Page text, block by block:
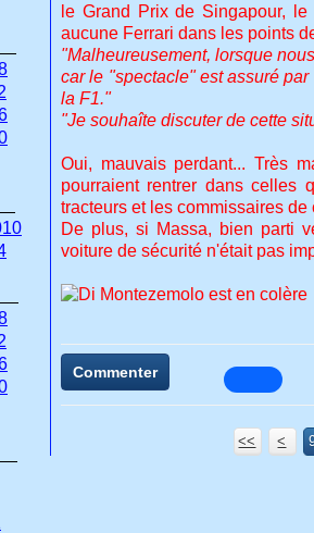
le Grand Prix de Singapour,
aucune Ferrari dans les points
"Malheureusement, lorsque
car le "spectacle" est assuré
la F1."
"Je souhaîte discuter de cette
Oui, mauvais perdant... Très
pourraient rentrer dans celles
tracteurs et les commissaires
De plus, si Massa, bien parti
voiture de sécurité n'était pas
Commenter
<< <